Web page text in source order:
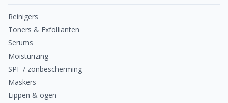
Reinigers
Toners & Exfollianten
Serums
Moisturizing
SPF / zonbescherming
Maskers
Lippen & ogen